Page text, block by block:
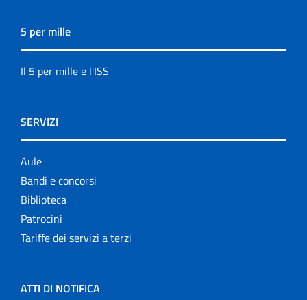
5 per mille
Il 5 per mille e l'ISS
SERVIZI
Aule
Bandi e concorsi
Biblioteca
Patrocini
Tariffe dei servizi a terzi
ATTI DI NOTIFICA